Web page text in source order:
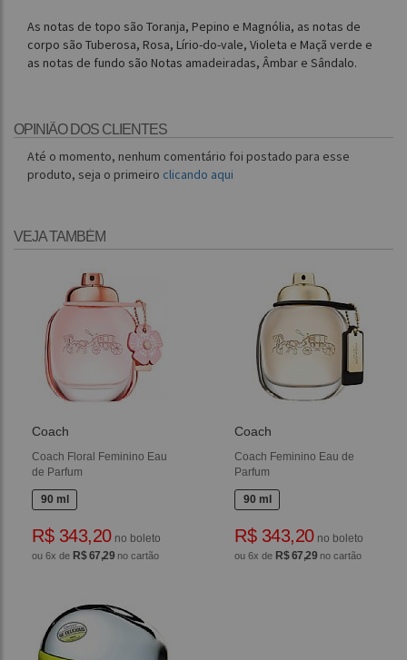
As notas de topo são Toranja, Pepino e Magnólia, as notas de
corpo são Tuberosa, Rosa, Lírio-do-vale, Violeta e Maçã verde e
as notas de fundo são Notas amadeiradas, Âmbar e Sândalo.
OPINIÃO DOS CLIENTES
Até o momento, nenhum comentário foi postado para esse
produto, seja o primeiro clicando aqui
VEJA TAMBÉM
Coach
Coach Floral Feminino Eau
de Parfum
90 ml
R$ 343,20no boleto
ou 6x de R$ 67,29 no cartão
Coach
Coach Feminino Eau de
Parfum
90 ml
R$ 343,20no boleto
ou 6x de R$ 67,29 no cartão